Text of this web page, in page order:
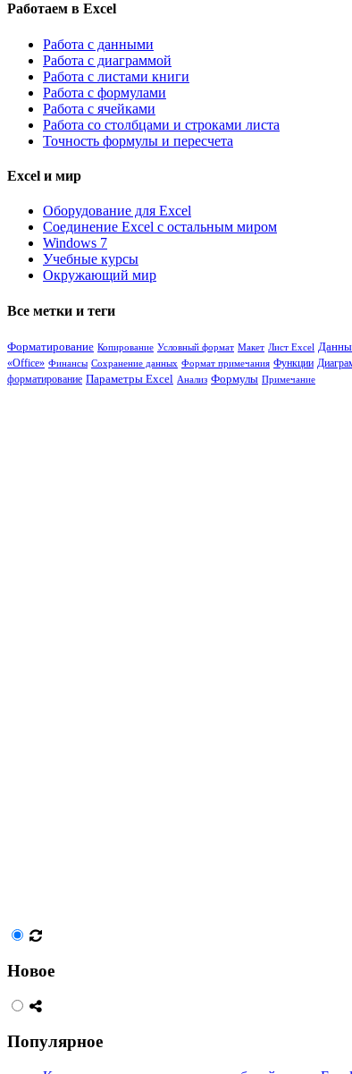
Работаем в Excel
Работа с данными
Работа с диаграммой
Работа с листами книги
Работа с формулами
Работа с ячейками
Работа со столбцами и строками листа
Точность формулы и пересчета
Excel и мир
Оборудование для Excel
Соединение Excel с остальным миром
Windows 7
Учебные курсы
Окружающий мир
Все метки и теги
Форматирование Копирование Условный формат Макет Лист Excel
«Office» Финансы Сохранение данных Формат примечания Функции
форматирование Параметры Excel Анализ Формулы Примечание
Новое
Популярное